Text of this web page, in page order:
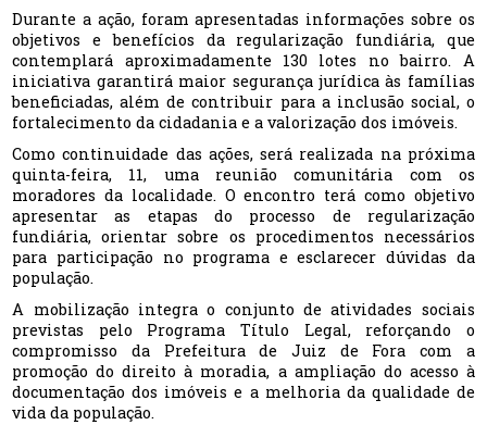
Durante a ação, foram apresentadas informações sobre os
objetivos e benefícios da regularização fundiária, que
contemplará aproximadamente 130 lotes no bairro. A
iniciativa garantirá maior segurança jurídica às famílias
beneficiadas, além de contribuir para a inclusão social, o
fortalecimento da cidadania e a valorização dos imóveis.
Como continuidade das ações, será realizada na próxima
quinta-feira, 11, uma reunião comunitária com os
moradores da localidade. O encontro terá como objetivo
apresentar as etapas do processo de regularização
fundiária, orientar sobre os procedimentos necessários
para participação no programa e esclarecer dúvidas da
população.
A mobilização integra o conjunto de atividades sociais
previstas pelo Programa Título Legal, reforçando o
compromisso da Prefeitura de Juiz de Fora com a
promoção do direito à moradia, a ampliação do acesso à
documentação dos imóveis e a melhoria da qualidade de
vida da população.